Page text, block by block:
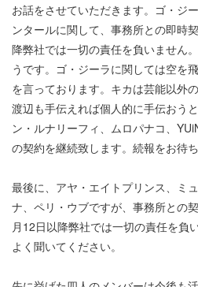
お話をさせていただきます。ゴ・ジ
ンタールに関して、事務所との即時
降弊社では一切の責任を負いません
うです。ゴ・ジーラに関しては空を
を言っております。キカは芸能以外
渡辺も手伝えれば個人的に手伝おう
ン・ルナリーフィ、ムロパナコ、
の契約を継続致します。続報をお待ち
最後に、アヤ・エイトプリンス、ミ
ナ、ペリ・ウブですが、事務所との
月12日以降弊社では一切の責任を負
よく聞いてください。